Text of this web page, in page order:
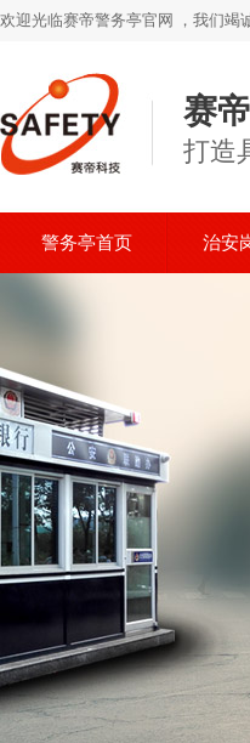
欢迎光临赛帝警务亭官网 ，我们竭
赛
打造
警务亭首页 治安